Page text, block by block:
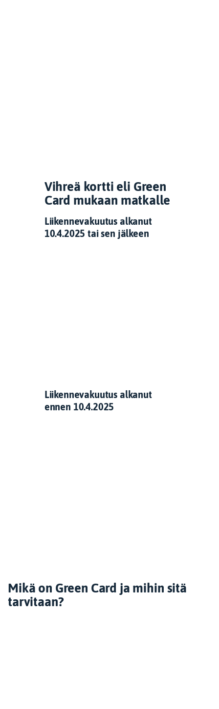
Vihreä kortti eli Green
Card mukaan matkalle
Liikennevakuutus alkanut
10.4.2025 tai sen jälkeen
Liikennevakuutus alkanut
ennen 10.4.2025
Mikä on Green Card ja mihin sitä
tarvitaan?